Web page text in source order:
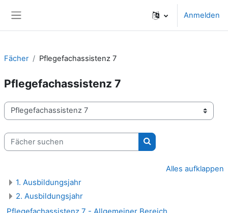
Anmelden
Fächer Pflegefachassistenz 7
Pflegefachassistenz 7
Fachbereiche
Fächer suchen
Fächer suchen
Alles aufklappen
1. Ausbildungsjahr
2. Ausbildungsjahr
Pflegefachassistenz 7 - Allgemeiner Bereich